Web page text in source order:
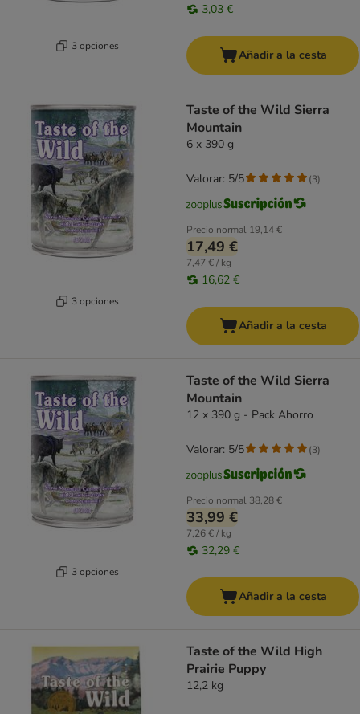
3 opciones
3,03 €
Añadir a la cesta
3 opciones
Taste of the Wild Sierra
Mountain
6 x 390 g
Precio normal 19,14 €
17,49 €
7,47 € / kg
16,62 €
Valorar: 5/5 (3)
Añadir a la cesta
3 opciones
Taste of the Wild Sierra
Mountain
12 x 390 g - Pack Ahorro
Precio normal 38,28 €
33,99 €
7,26 € / kg
32,29 €
Valorar: 5/5 (3)
Añadir a la cesta
Taste of the Wild High
Prairie Puppy
12,2 kg